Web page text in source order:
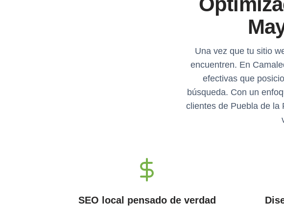
Una vez que tu sitio
encuentren. En
efectivas que
búsqueda. Con un
clientes de Puebla de la
SEO local pensado de verdad